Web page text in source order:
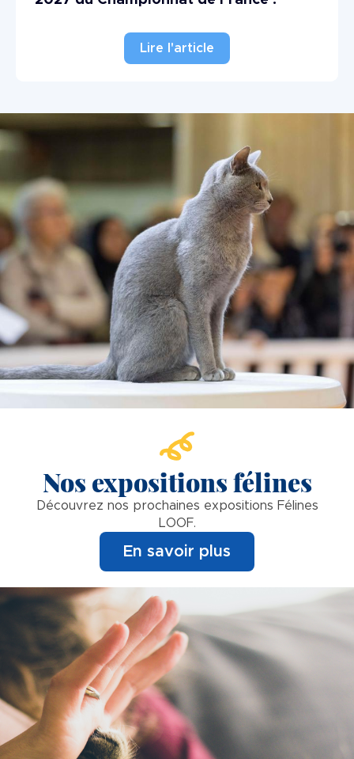
Lire l'article
Nos expositions félines
Découvrez nos prochaines expositions Félines
LOOF.
En savoir plus
Image
Image